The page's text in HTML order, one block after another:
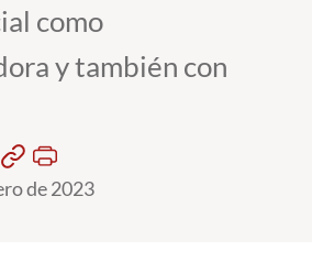
como
y también con
de 2023